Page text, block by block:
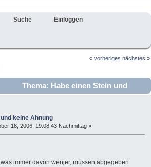
Suche Einloggen
« vorheriges nächstes »
Thema: Habe einen Stein und
17508 mal)
keine Ahnung
18, 2006, 19:08:43 Nachmittag »
immer davon wenjer, müssen abgegeben